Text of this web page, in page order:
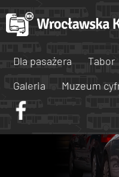
Dla pasażera Tabor
Galeria
Muzeum